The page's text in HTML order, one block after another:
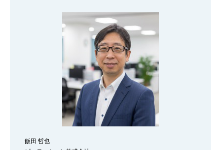
飯田 哲也